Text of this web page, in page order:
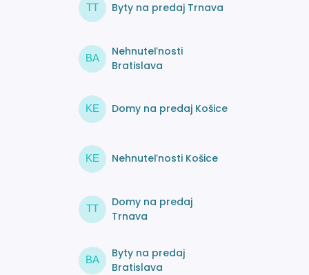
TT Byty na predaj Trnava
BA
Nehnuteľnosti
Bratislava
KE Domy na predaj Košice
KE Nehnuteľnosti Košice
TT
Domy na predaj
Trnava
BA
Byty na predaj
Bratislava